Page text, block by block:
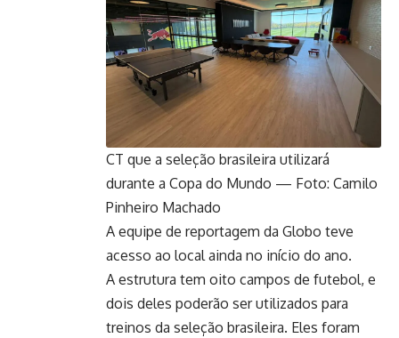
CT que a seleção brasileira utilizará
durante a Copa do Mundo — Foto: Camilo
Pinheiro Machado
A equipe de reportagem da Globo teve
acesso ao local ainda no início do ano.
A estrutura tem oito campos de futebol, e
dois deles poderão ser utilizados para
treinos da seleção brasileira. Eles foram